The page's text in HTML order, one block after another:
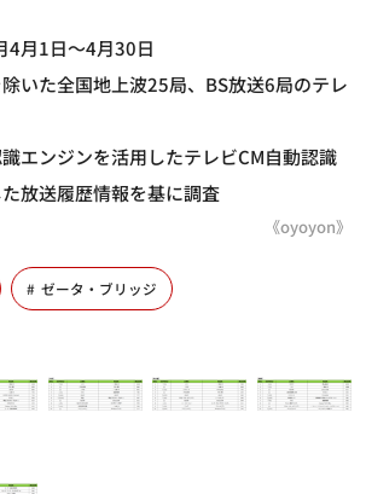
4月1日～4月30日
除いた全国地上波25局、BS放送6局のテレ
識エンジンを活用したテレビCM自動認識
放送履歴情報を基に調査
《oyoyon》
ゼータ・ブリッジ